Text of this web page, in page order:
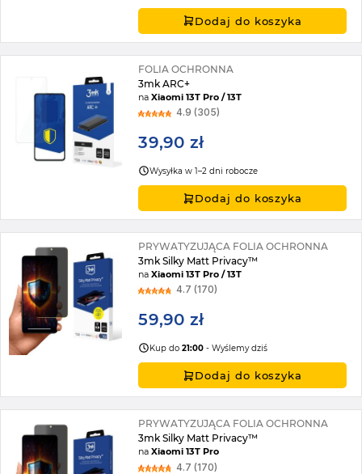
Dodaj do koszyka
FOLIA OCHRONNA
3mk ARC+
naXiaomi 13T Pro / 13T
4.9 (305)
39,90 zł
Wysyłka w 1–2 dni robocze
Dodaj do koszyka
PRYWATYZUJĄCA FOLIA OCHRONNA
3mk Silky Matt Privacy™
naXiaomi 13T Pro / 13T
4.7 (170)
59,90 zł
Kup do21:00 - Wyślemy dziś
Dodaj do koszyka
PRYWATYZUJĄCA FOLIA OCHRONNA
3mk Silky Matt Privacy™
naXiaomi 13T Pro
4.7 (170)